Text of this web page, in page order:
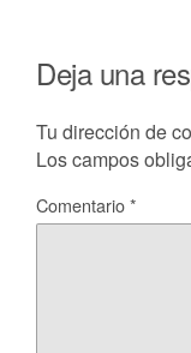
Deja una
Tu dirección de
Los campos
Comentario*